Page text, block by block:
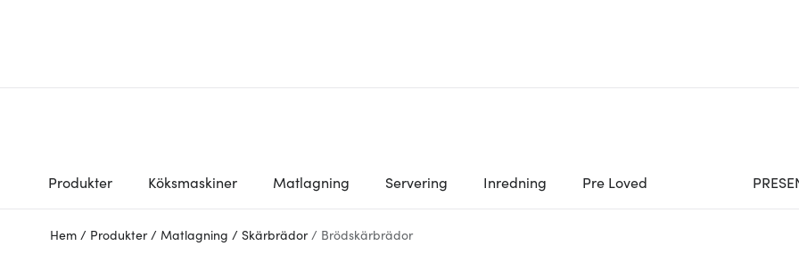
Produkter Köksmaskiner Matlagning Servering Inredning Pre Loved
Hem / Produkter / Matlagning / Skärbrädor / Brödskärbrädor